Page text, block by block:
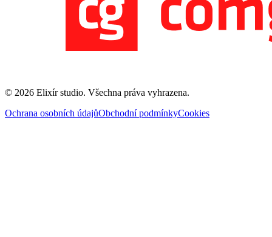
© 2026 Elixír studio. Všechna práva vyhrazena.
Ochrana osobních údajůObchodní podmínkyCookies